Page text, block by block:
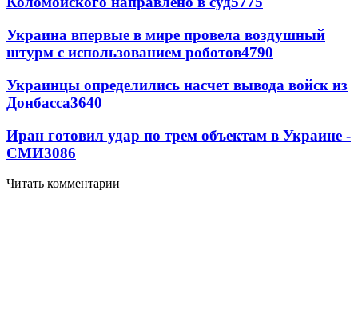
Украина впервые в мире провела воздушный
штурм с использованием роботов4790
Украинцы определились насчет вывода войск из
Донбасса3640
Иран готовил удар по трем объектам в Украине -
СМИ3086
Читать комментарии